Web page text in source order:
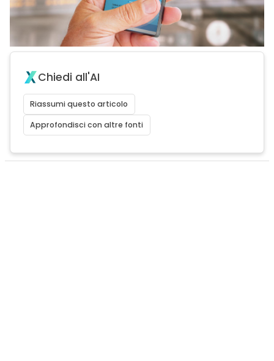
Chiedi all'AI
Riassumi questo articolo
Approfondisci con altre fonti